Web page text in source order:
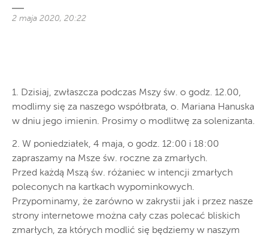
2 maja 2020, 20:22
1. Dzisiaj, zwłaszcza podczas Mszy św. o godz. 12.00,
modlimy się za naszego współbrata, o. Mariana Hanuska
w dniu jego imienin. Prosimy o modlitwę za solenizanta.
2. W poniedziałek, 4 maja, o godz. 12:00 i 18:00
zapraszamy na Msze św. roczne za zmarłych.
Przed każdą Mszą św. różaniec w intencji zmarłych
poleconych na kartkach wypominkowych.
Przypominamy, że zarówno w zakrystii jak i przez nasze
strony internetowe można cały czas polecać bliskich
zmarłych, za których modlić się będziemy w naszym